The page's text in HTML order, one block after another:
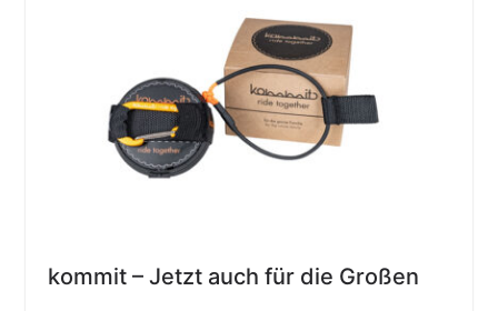
kommit – Jetzt auch für die Großen